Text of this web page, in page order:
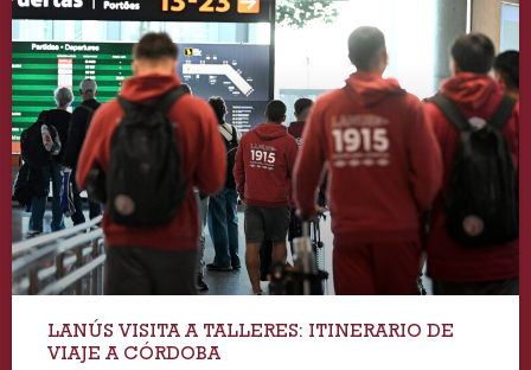
LANÚS VISITA A TALLERES: ITINERARIO DE
VIAJE A CÓRDOBA